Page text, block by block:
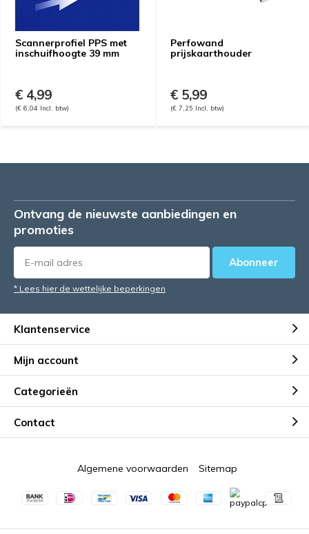
Scannerprofiel PPS met
inschuifhoogte 39 mm
€ 4,99
(€ 6,04 Incl. btw)
Perfowand
prijskaarthouder
€ 5,99
(€ 7,25 Incl. btw)
Ontvang de nieuwste aanbiedingen en
promoties
Abonneer
* Lees hier de wettelijke beperkingen
Klantenservice
Mijn account
Categorieën
Contact
Algemene voorwaarden Sitemap